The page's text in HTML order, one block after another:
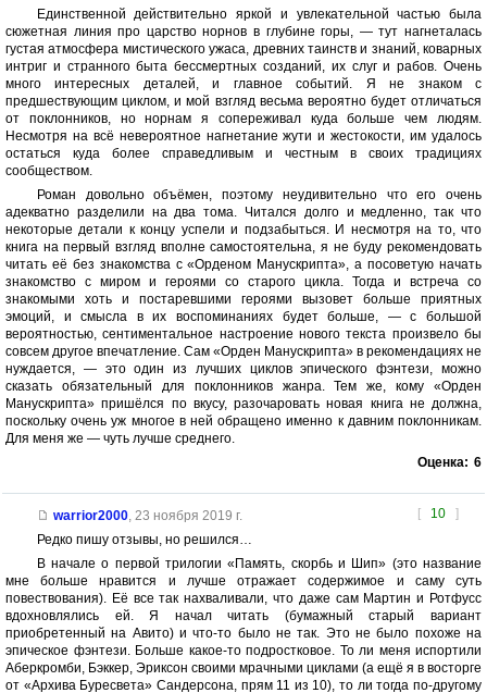
Единственной действительно яркой и увлекательной частью была
сюжетная линия про царство норнов в глубине горы, — тут нагнеталась
густая атмосфера мистического ужаса, древних таинств и знаний, коварных
интриг и странного быта бессмертных созданий, их слуг и рабов. Очень
много интересных деталей, и главное событий. Я не знаком с
предшествующим циклом, и мой взгляд весьма вероятно будет отличаться
от поклонников, но норнам я сопереживал куда больше чем людям.
Несмотря на всё невероятное нагнетание жути и жестокости, им удалось
остаться куда более справедливым и честным в своих традициях
сообществом.
Роман довольно объёмен, поэтому неудивительно что его очень
адекватно разделили на два тома. Читался долго и медленно, так что
некоторые детали к концу успели и подзабыться. И несмотря на то, что
книга на первый взгляд вполне самостоятельна, я не буду рекомендовать
читать её без знакомства с «Орденом Манускрипта», а посоветую начать
знакомство с миром и героями со старого цикла. Тогда и встреча со
знакомыми хоть и постаревшими героями вызовет больше приятных
эмоций, и смысла в их воспоминаниях будет больше, — с большой
вероятностью, сентиментальное настроение нового текста произвело бы
совсем другое впечатление. Сам «Орден Манускрипта» в рекомендациях не
нуждается, — это один из лучших циклов эпического фэнтези, можно
сказать обязательный для поклонников жанра. Тем же, кому «Орден
Манускрипта» пришёлся по вкусу, разочаровать новая книга не должна,
поскольку очень уж многое в ней обращено именно к давним поклонникам.
Для меня же — чуть лучше среднего.
Оценка: 6
[ 10 ]
warrior2000, 23 ноября 2019 г.
Редко пишу отзывы, но решился…
В начале о первой трилогии «Память, скорбь и Шип» (это название
мне больше нравится и лучше отражает содержимое и саму суть
повествования). Её все так нахваливали, что даже сам Мартин и Ротфусс
вдохновлялись ей. Я начал читать (бумажный старый вариант
приобретенный на Авито) и что-то было не так. Это не было похоже на
эпическое фэнтези. Больше какое-то подростковое. То ли меня испортили
Аберкромби, Бэккер, Эриксон своими мрачными циклами (а ещё я в восторге
от «Архива Буресвета» Сандерсона, прям 11 из 10), то ли тогда по-другому